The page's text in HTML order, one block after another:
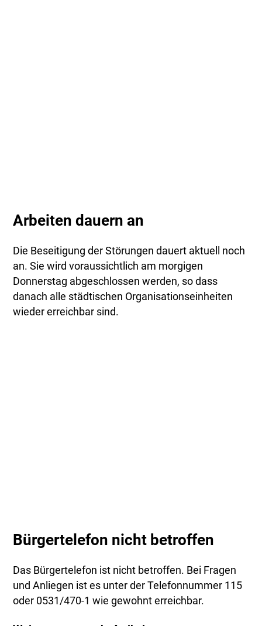
Arbeiten dauern an
Die Beseitigung der Störungen dauert aktuell noch
an. Sie wird voraussichtlich am morgigen
Donnerstag abgeschlossen werden, so dass
danach alle städtischen Organisationseinheiten
wieder erreichbar sind.
Bürgertelefon nicht betroffen
Das Bürgertelefon ist nicht betroffen. Bei Fragen
und Anliegen ist es unter der Telefonnummer 115
oder 0531/470-1 wie gewohnt erreichbar.